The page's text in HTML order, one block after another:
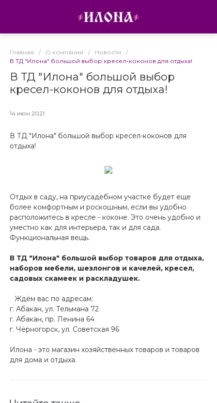
Главная / О компании / Новости
/
В ТД "Илона" большой выбор кресел-коконов для отдыха!
В ТД "Илона" большой выбор
кресел-коконов для отдыха!
14 июн 2021
В ТД "Илона" большой выбор кресел-коконов для
отдыха!
Отдых в саду, на приусадебном участке будет еще
более комфортным и роскошным, если вы удобно
расположитесь в кресле - коконе. Это очень удобно и
уместно как для интерьера, так и для сада.
Функциональная вещь.
В ТД "Илона" большой выбор товаров для отдыха,
наборов мебели, шезлонгов и качелей, кресел,
садовых скамеек и раскладушек.
⠀Ждём вас по адресам:
г. Абакан, ул. Тельмана 72
г. Абакан, пр. Ленина 64
г. Черногорск, ул. Советская 96
Илона - это магазин хозяйственных товаров и товаров
для дома и отдыха.